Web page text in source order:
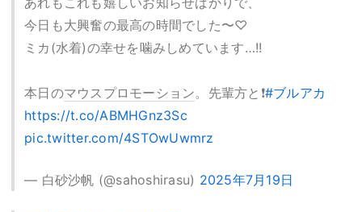
今日も大興奮の最高の時間でした〜♡
ミカ(水着)の幸せを噛みしめています…!!
本日のマウスプロモーション。先輩方と❗️#ブルアカ
https://t.co/ABMHGnz3Sc
pic.twitter.com/4STOwUwmrz
— 白砂沙帆 (@sahoshirasu) 2025年7月19日